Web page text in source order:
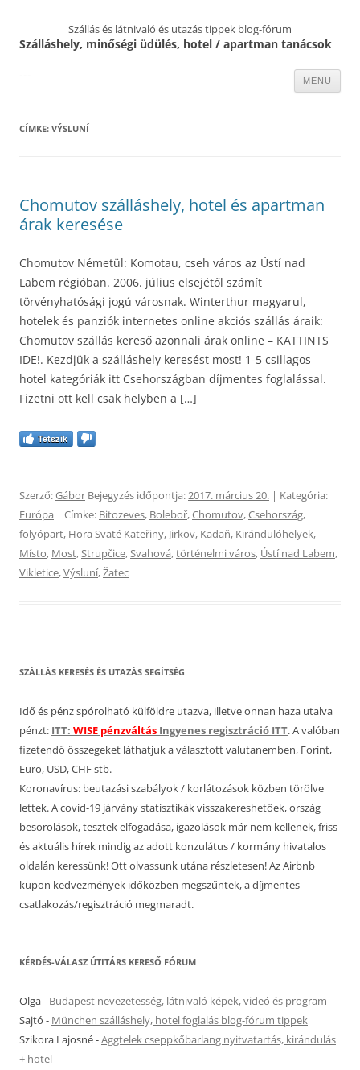
Szállás és látnivaló és utazás tippek blog-fórum
Szálláshely, minőségi üdülés, hotel / apartman tanácsok
MENÜ
---
CÍMKE: VÝSLUNÍ
Chomutov szálláshely, hotel és apartman
árak keresése
Chomutov Németül: Komotau, cseh város az Ústí nad
Labem régióban. 2006. július elsejétől számít
törvényhatósági jogú városnak. Winterthur magyarul,
hotelek és panziók internetes online akciós szállás áraik:
Chomutov szállás kereső azonnali árak online – KATTINTS
IDE!. Kezdjük a szálláshely keresést most! 1-5 csillagos
hotel kategóriák itt Csehországban díjmentes foglalással.
Fizetni ott kell csak helyben a […]
Tetszik
Szerző:Gábor Bejegyzés időpontja:2017. március 20. | Kategória:
Európa | Címke: Bitozeves, Boleboř,Chomutov,Csehország,
folyópart, Hora Svaté Kateřiny, Jirkov, Kadaň, Kirándulóhelyek,
Místo, Most,Strupčice,Svahová,történelmi város, Ústí nad Labem,
Vikletice,Výsluní,Žatec
SZÁLLÁS KERESÉS ÉS UTAZÁS SEGÍTSÉG
Idő és pénz spórolható külföldre utazva, illetve onnan haza utalva
pénzt: ITT: WISE pénzváltás Ingyenes regisztráció ITT. A valóban
fizetendő összegeket láthatjuk a választott valutanemben, Forint,
Euro, USD, CHF stb.
Koronavírus: beutazási szabályok / korlátozások közben törölve
lettek. A covid-19 járvány statisztikák visszakereshetőek, ország
besorolások, tesztek elfogadása, igazolások már nem kellenek, friss
és aktuális hírek mindig az adott konzulátus / kormány hivatalos
oldalán keressünk! Ott olvassunk utána részletesen! Az Airbnb
kupon kedvezmények időközben megszűntek, a díjmentes
csatlakozás/regisztráció megmaradt.
KÉRDÉS-VÁLASZ ÚTITÁRS KERESŐ FÓRUM
Olga- Budapest nevezetesség, látnivaló képek, videó és program
Sajtó - München szálláshely, hotel foglalás blog-fórum tippek
Szikora Lajosné-Aggtelek cseppkőbarlang nyitvatartás, kirándulás
+ hotel